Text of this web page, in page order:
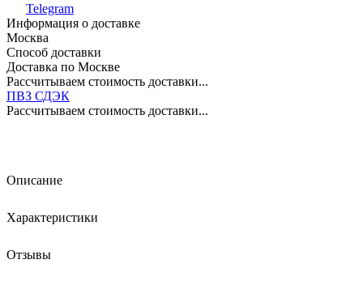
Telegram
Информация о доставке
Москва
Способ доставки
Доставка по Москве
Рассчитываем стоимость доставки...
ПВЗ СДЭК
Рассчитываем стоимость доставки...
Описание
Характеристики
Отзывы